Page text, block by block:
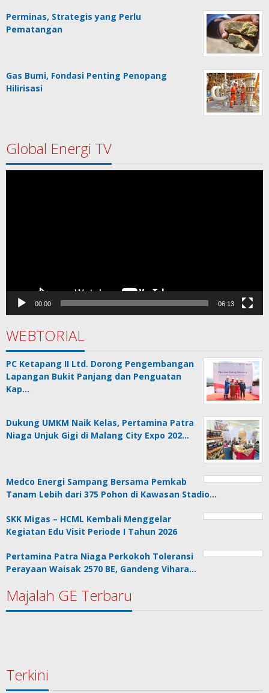
Perminas, Strategis yang Perlu
Pematangan
Gas Bumi, Fondasi Penting Penopang
Hilirisasi
Global Energi TV
00:00 06:13
WEBTORIAL
PC Ketapang II Ltd. Dorong Pengembangan
Lapangan Bukit Panjang dan Penguatan
Kap…
Dukung UMKM Naik Kelas, Pertamina Patra
Niaga Unjuk Gigi di Malang City Expo 202…
Medco Energi Sampang Bersama Pemkab
Tanam Lebih dari 375 Pohon di Kawasan Stadio…
SKK Migas – HCML Kembali Menggelar
Kegiatan Edu Visit Periode I Tahun 2026
Pertamina Patra Niaga Perkokoh Toleransi
Perayaan Waisak 2570 BE, Gandeng Vihara…
Majalah GE Terbaru
Terkini